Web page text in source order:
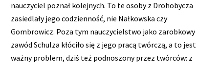
nauczyciel poznał kolejnych. To te osoby z Drohobycza
zasiedlały jego codzienność, nie Nałkowska czy
Gombrowicz. Poza tym nauczycielstwo jako zarobkowy
zawód Schulza kłóciło się z jego pracą twórczą, a to jest
ważny problem, dziś też podnoszony przez twórców: z